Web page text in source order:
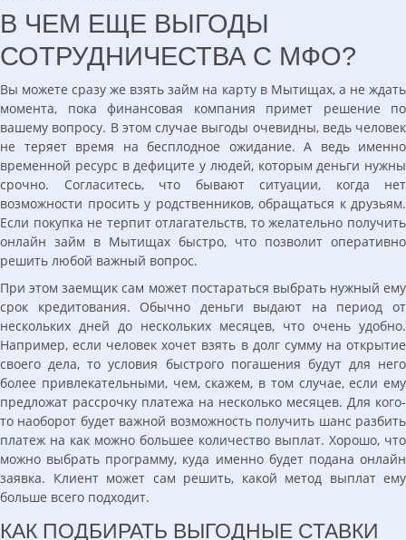
В ЧЕМ ЕЩЕ ВЫГОДЫ
СОТРУДНИЧЕСТВА С МФО?
Вы можете сразу же взять займ на карту в Мытищах, а не ждать
момента, пока финансовая компания примет решение по
вашему вопросу. В этом случае выгоды очевидны, ведь человек
не теряет время на бесплодное ожидание. А ведь именно
временной ресурс в дефиците у людей, которым деньги нужны
срочно. Согласитесь, что бывают ситуации, когда нет
возможности просить у родственников, обращаться к друзьям.
Если покупка не терпит отлагательств, то желательно получить
онлайн займ в Мытищах быстро, что позволит оперативно
решить любой важный вопрос.
При этом заемщик сам может постараться выбрать нужный ему
срок кредитования. Обычно деньги выдают на период от
нескольких дней до нескольких месяцев, что очень удобно.
Например, если человек хочет взять в долг сумму на открытие
своего дела, то условия быстрого погашения будут для него
более привлекательными, чем, скажем, в том случае, если ему
предложат рассрочку платежа на несколько месяцев. Для кого-
то наоборот будет важной возможность получить шанс разбить
платеж на как можно большее количество выплат. Хорошо, что
можно выбрать программу, куда именно будет подана онлайн
заявка. Клиент может сам решить, какой метод выплат ему
больше всего подходит.
КАК ПОДБИРАТЬ ВЫГОДНЫЕ СТАВКИ